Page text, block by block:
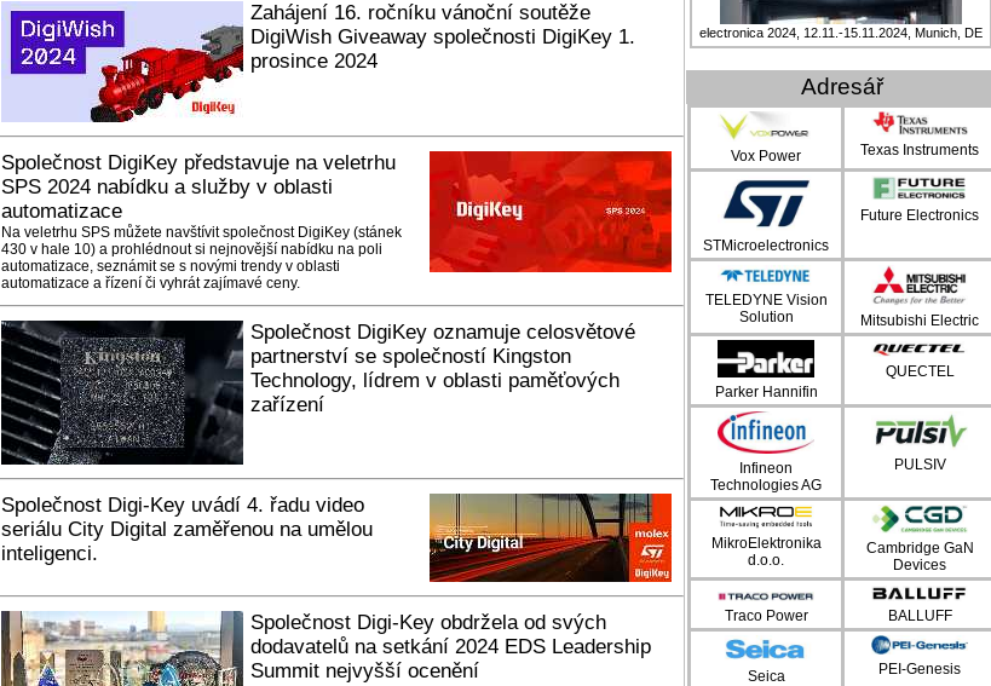
Zahájení 16. ročníku vánoční soutěže
DigiWish Giveaway společnosti DigiKey 1.
prosince 2024
Společnost DigiKey představuje na veletrhu
SPS 2024 nabídku a služby v oblasti
automatizace
Na veletrhu SPS můžete navštívit společnost DigiKey (stánek
430 v hale 10) a prohlédnout si nejnovější nabídku na poli
automatizace, seznámit se s novými trendy v oblasti
automatizace a řízení či vyhrát zajímavé ceny.
Společnost DigiKey oznamuje celosvětové
partnerství se společností Kingston
Technology, lídrem v oblasti paměťových
zařízení
Společnost Digi-Key uvádí 4. řadu video
seriálu City Digital zaměřenou na umělou
inteligenci.
Společnost Digi-Key obdržela od svých
dodavatelů na setkání 2024 EDS Leadership
Summit nejvyšší ocenění
electronica 2024, 12.11.-15.11.2024, Munich, DE
Adresář
Vox Power Texas Instruments
STMicroelectronics
Future Electronics
TELEDYNE Vision
Solution
Mitsubishi Electric
Parker Hannifin
QUECTEL
Infineon
Technologies AG
PULSIV
MikroElektronika
d.o.o.
Cambridge GaN
Devices
Traco Power BALLUFF
Seica PEI-Genesis